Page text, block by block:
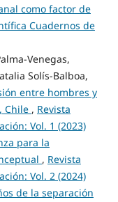
como factor de
Cuadernos de
Venegas,
Solís-Balboa,
entre hombres y
Chile , Revista
Vol. 1 (2023)
para la
, Revista
Vol. 2 (2024)
de la separación